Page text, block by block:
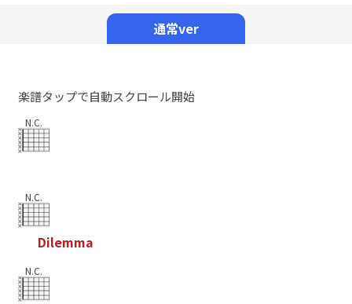
通常ver
楽譜タップで自動スクロール開始
N.C.
N.C.
Dilemma
N.C.